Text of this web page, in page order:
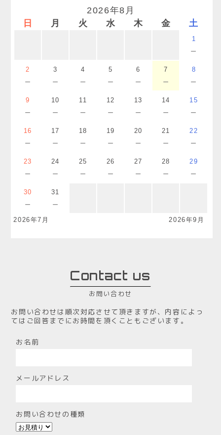
2026年8月
日
月 火 水 木 金 土
1
－
2
－
3
－
4
－
5
－
6
－
7
－
8
－
9
－
10
－
11
－
12
－
13
－
14
－
15
－
16
－
17
－
18
－
19
－
20
－
21
－
22
－
23
－
24
－
25
－
26
－
27
－
28
－
29
－
30
－
31
－
2026年7月 2026年9月
Contact us
お問い合わせ
お問い合わせは順次対応させて頂きますが、内容によっ
てはご回答までにお時間を頂くこともございます。
お名前
メールアドレス
お問い合わせの種類